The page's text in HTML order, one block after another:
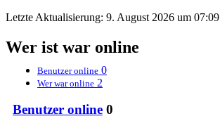
Letzte Aktualisierung: 9. August 2026 um 07:09
Wer ist war online
Benutzer online 0
Wer war online 2
Benutzer online 0